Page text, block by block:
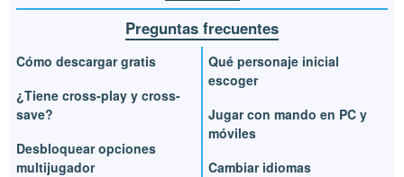
Preguntas frecuentes
Cómo descargar gratis
¿Tiene cross-play y cross-
save?
Desbloquear opciones
multijugador
Qué personaje inicial
escoger
Jugar con mando en PC y
móviles
Cambiar idiomas